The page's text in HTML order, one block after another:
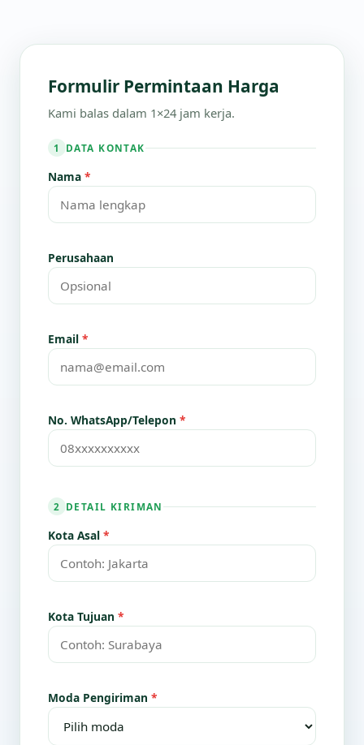
Formulir Permintaan Harga
Kami balas dalam 1×24 jam kerja.
1 DATA KONTAK
Nama *
Perusahaan
Email *
No. WhatsApp/Telepon *
2 DETAIL KIRIMAN
Kota Asal *
Kota Tujuan *
Moda Pengiriman *